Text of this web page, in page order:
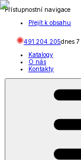
Přístupnostní navigace
Přejít k obsahu
491 204 205dnes 7
Katalogy
O nás
Kontakty